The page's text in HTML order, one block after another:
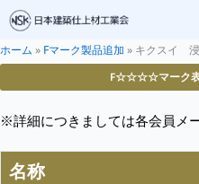
ホーム » Fマーク製品追加 » キクスイ 浸
F☆☆☆☆マーク表
※詳細につきましては各会員メ
名称